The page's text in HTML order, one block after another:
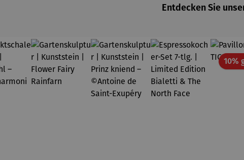
Entdecken Sie
10%